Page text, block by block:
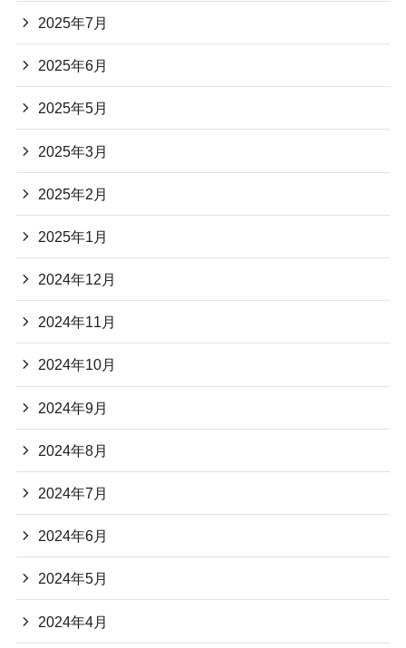
2025年7月
2025年6月
2025年5月
2025年3月
2025年2月
2025年1月
2024年12月
2024年11月
2024年10月
2024年9月
2024年8月
2024年7月
2024年6月
2024年5月
2024年4月